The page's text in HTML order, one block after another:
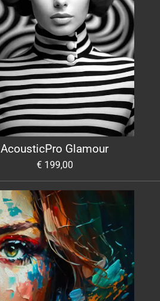
AcousticPro Glamour
€ 199,00